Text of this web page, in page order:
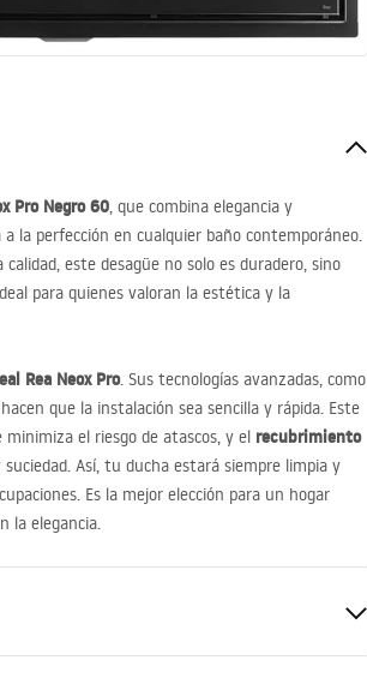
Pro Negro 60, que combina elegancia y
la perfección en cualquier baño contemporáneo.
este desagüe no solo es duradero, sino
para quienes valoran la estética y la
Rea Neox Pro. Sus tecnologías avanzadas, como
que la instalación sea sencilla y rápida. Este
el riesgo de atascos, y el recubrimiento
Así, tu ducha estará siempre limpia y
Es la mejor elección para un hogar
la elegancia.